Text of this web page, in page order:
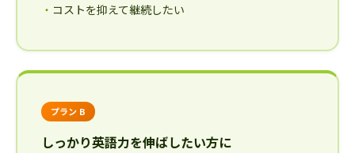
コストを抑えて継続したい
プラン B
しっかり英語力を伸ばしたい方に